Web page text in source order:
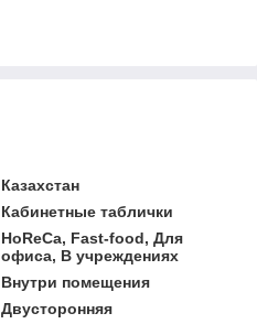
Казахстан
Кабинетные таблички
HoReCa, Fast-food, Для
офиса, В учреждениях
Внутри помещения
Двусторонняя